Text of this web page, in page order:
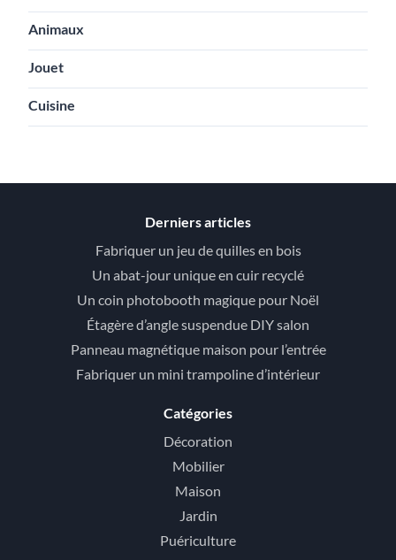
Animaux
Jouet
Cuisine
Derniers articles
Fabriquer un jeu de quilles en bois
Un abat-jour unique en cuir recyclé
Un coin photobooth magique pour Noël
Étagère d’angle suspendue DIY salon
Panneau magnétique maison pour l’entrée
Fabriquer un mini trampoline d’intérieur
Catégories
Décoration
Mobilier
Maison
Jardin
Puériculture